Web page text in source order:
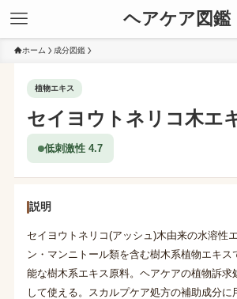
ヘアケア図鑑
ホーム 成分図鑑
植物エキス
セイヨウトネリコ木エ
低刺激性 4.7
説明
セイヨウトネリコ(アッシュ)木由来の水溶性
ン・マンニトール類を含む樹木系植物エキス
能な樹木系エキス原料。ヘアケアの植物訴求
して使える。スカルプケア処方の補助成分に